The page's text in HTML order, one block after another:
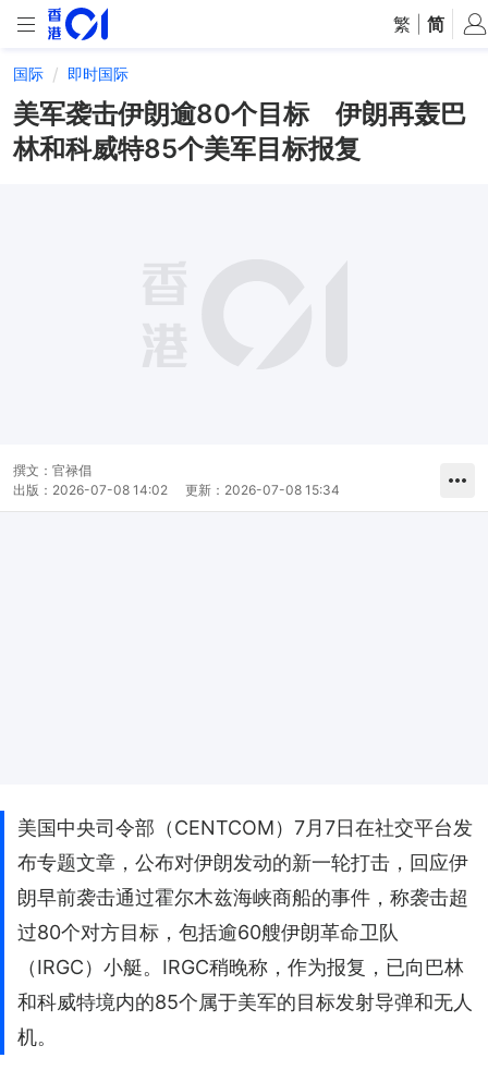
繁 简
国际 即时国际
美军袭击伊朗逾80个目标 伊朗再轰巴
林和科威特85个美军目标报复
撰文： 官禄倡
出版： 2026-07-08 14:02 更新： 2026-07-08 15:34
美国中央司令部（CENTCOM）7月7日在社交平台发
布专题文章，公布对伊朗发动的新一轮打击，回应伊
朗早前袭击通过霍尔木兹海峡商船的事件，称袭击超
过80个对方目标，包括逾60艘伊朗革命卫队
（IRGC）小艇。IRGC稍晚称，作为报复，已向巴林
和科威特境内的85个属于美军的目标发射导弹和无人
机。